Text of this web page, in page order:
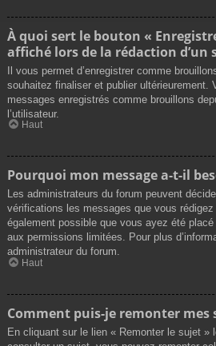
À quoi sert le bouton «
affiché lors de la rédaction d’un
Il vous permet d’enregistrer comme
souhaitez finaliser et publier ultérieurement.
messages enregistrés comme brouillons
l’utilisateur.
Haut
Pourquoi mon message a-t-il
Les administrateurs du forum peuvent
vérifications les messages que vous
également possible que vous ayez été placé
aux permissions limitées. Pour plus
administrateur du forum.
Haut
Comment puis-je remonter mes
En cliquant sur le lien « Remonter le sujet »